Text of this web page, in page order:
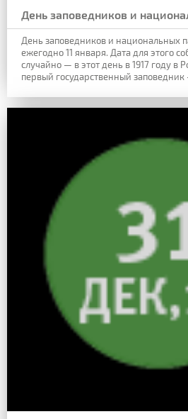
День заповедников и
День заповедников и национальных
ежегодно 11 января. Дата для этого
случайно — в этот день в 1917 году в
первый государственный заповедник